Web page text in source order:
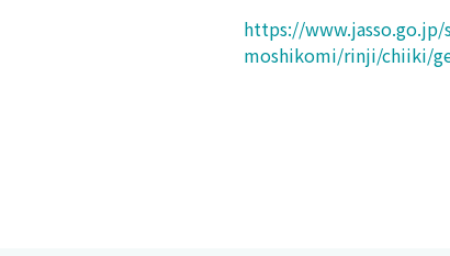
https://
moshikomi/rinji/chiiki/